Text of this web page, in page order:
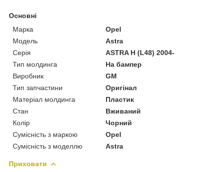
Основні
Марка
Opel
Модель
Astra
Серія
ASTRA H (L48) 2004-
Тип молдинга
На бампер
Виробник
GM
Тип запчастини
Оригінал
Матеріал молдинга
Пластик
Стан
Вживаний
Колір
Чорний
Сумісність з маркою
Opel
Сумісність з моделлю
Astra
Приховати